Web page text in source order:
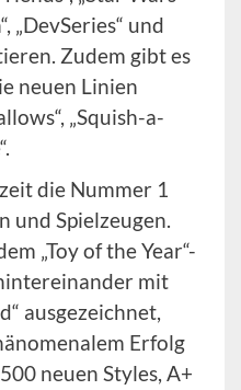
„DevSeries“ und
Zudem gibt es
neuen Linien
„Squish-a-
die Nummer 1
und Spielzeugen.
„Toy of the Year“-
mit
ausgezeichnet,
Erfolg
neuen Styles, A+